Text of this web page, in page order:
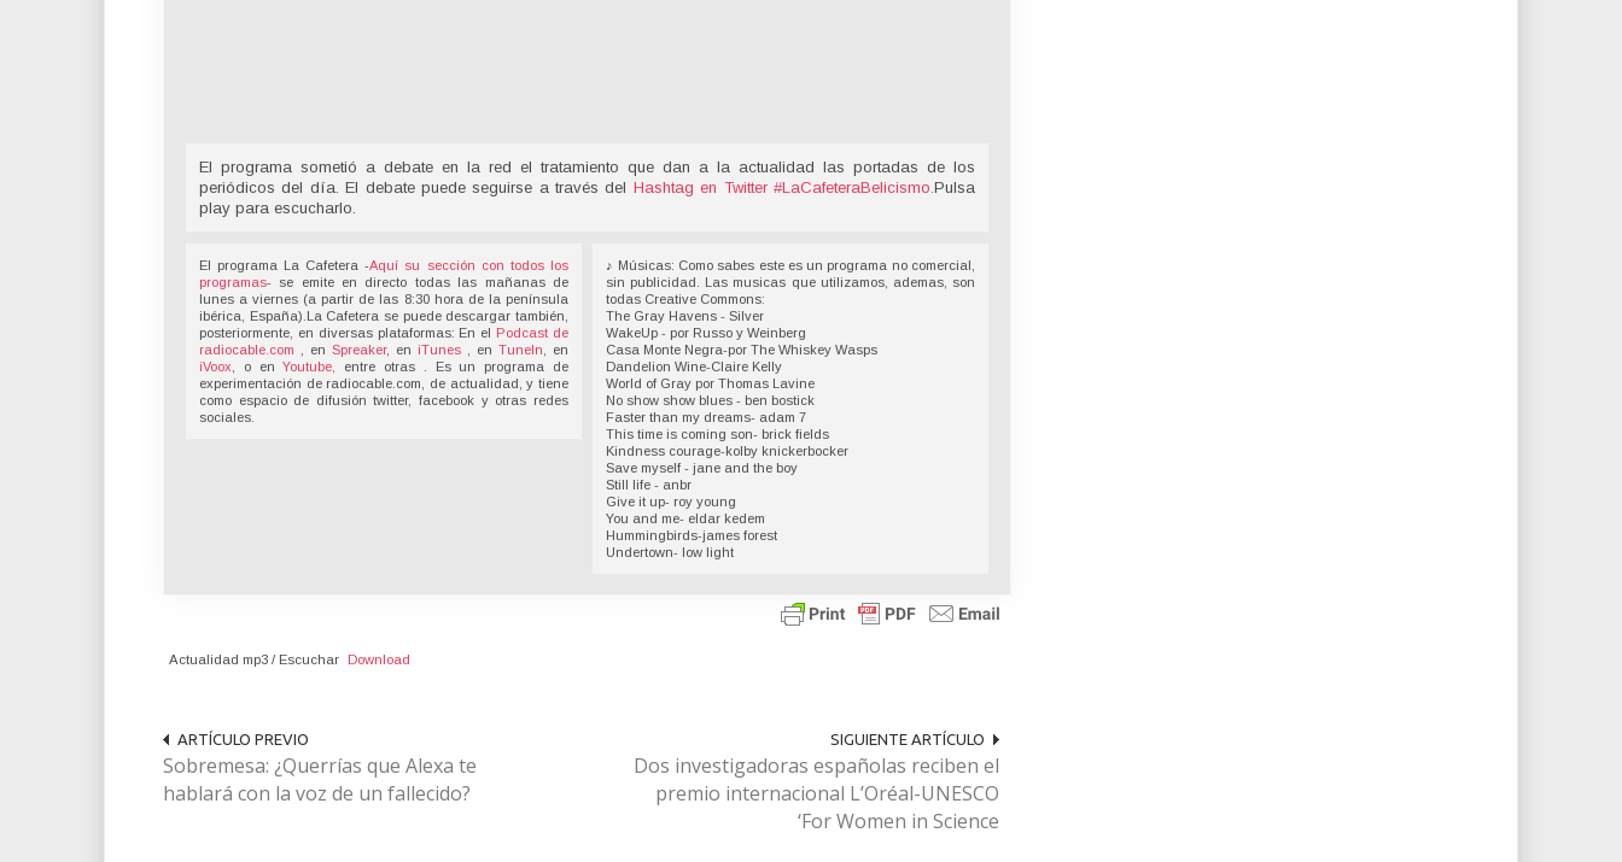
El programa sometió a debate en la red el tratamiento que dan a la actualidad las portadas de los
periódicos del día. El debate puede seguirse a través del Hashtag en Twitter #LaCafeteraBelicismo.Pulsa
play para escucharlo.
El programa La Cafetera -Aquí su sección con todos los
programas- se emite en directo todas las mañanas de
lunes a viernes (a partir de las 8:30 hora de la península
ibérica, España).La Cafetera se puede descargar también,
posteriormente, en diversas plataformas: En el Podcast de
radiocable.com
, en Spreaker, en iTunes , en TuneIn , en
iVoox , o enYoutube,
entre otras . Es un programa de
experimentación de radiocable.com, de actualidad, y tiene
como espacio de difusión twitter, facebook y otras redes
sociales.
♪ Músicas: Como sabes este es un programa no comercial,
sin publicidad. Las musicas que utilizamos, ademas, son
todas Creative Commons:
The Gray Havens - Silver
WakeUp - por Russo y Weinberg
Casa Monte Negra-por The Whiskey Wasps
Dandelion Wine-Claire Kelly
World of Gray por Thomas Lavine
No show show blues - ben bostick
Faster than my dreams- adam 7
This time is coming son- brick fields
Kindness courage-kolby knickerbocker
Save myself - jane and the boy
Still life - anbr
Give it up- roy young
You and me- eldar kedem
Hummingbirds-james forest
Undertown- low light
Actualidad mp3 / Escuchar Download
ARTÍCULO PREVIO
Sobremesa: ¿Querrías que Alexa te
hablará con la voz de un fallecido?
SIGUIENTE ARTÍCULO
Dos investigadoras españolas reciben el
premio internacional L’Oréal-UNESCO
‘For Women in Science